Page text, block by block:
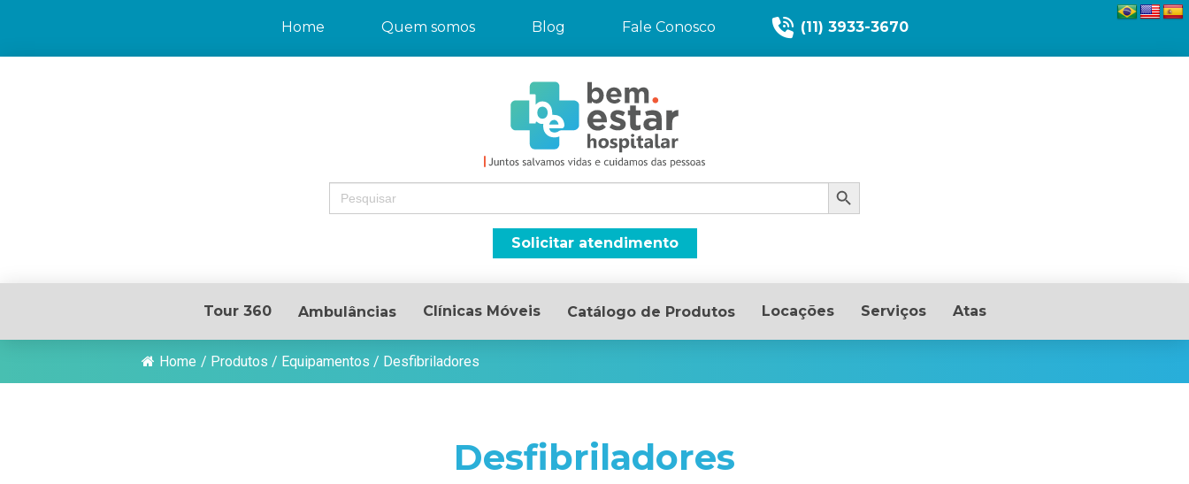
Home Quem somos Blog Fale Conosco (11) 3933-3670
Search
for:
Search Button
Solicitar atendimento
Tour 360 Ambulâncias Clínicas Móveis Catálogo de Produtos Locações Serviços Atas
Home / Produtos / Equipamentos / Desfibriladores
Desfibriladores